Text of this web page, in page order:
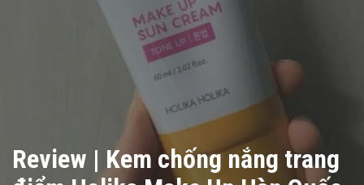
Review | Kem chống nắng trang